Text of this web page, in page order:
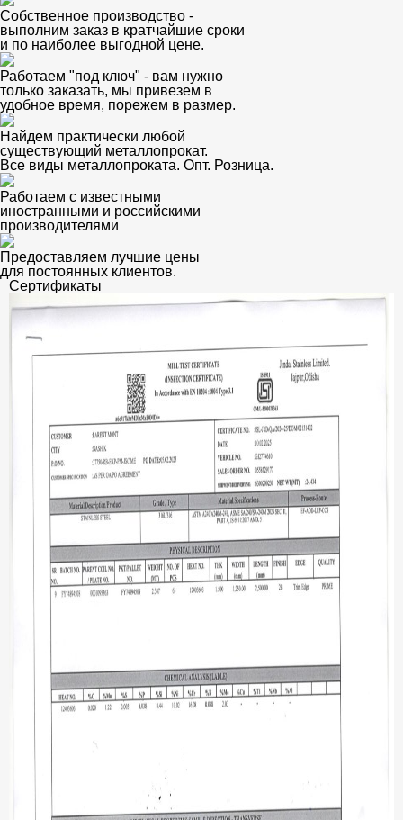
Собственное производство -
выполним заказ в кратчайшие сроки
и по наиболее выгодной цене.
Работаем "под ключ" - вам нужно
только заказать, мы привезем в
удобное время, порежем в размер.
Найдем практически любой
существующий металлопрокат.
Все виды металлопроката. Опт. Розница.
Работаем с известными
иностранными и российскими
производителями
Предоставляем лучшие цены
для постоянных клиентов.
Сертификаты